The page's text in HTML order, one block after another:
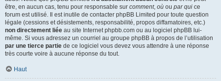
être, en aucun cas, tenu pour responsable sur comment, où ou par qui ce
forum est utilisé. Il est inutile de contacter phpBB Limited pour toute question
légale (cessions et désistements, responsabilité, propos diffamatoires, etc.)
non directement liée au site Internet phpbb.com ou au logiciel phpBB lui-
même. Si vous adressez un courriel au groupe phpBB à propos de l’utilisation
par une tierce partie de ce logiciel vous devez vous attendre à une réponse
très courte voire à aucune réponse du tout.
Haut